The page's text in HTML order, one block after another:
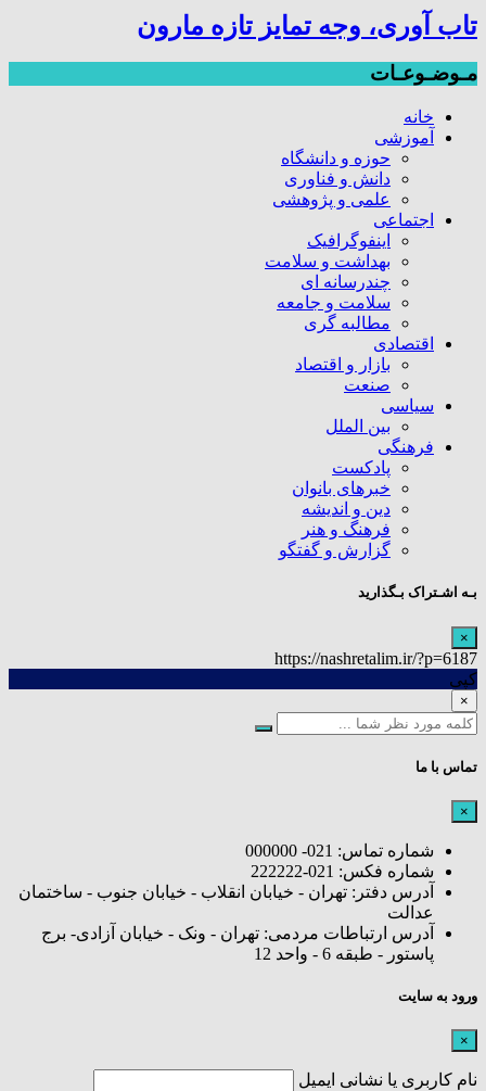
تاب آوری، وجه تمایز تازه مارون
مـوضـوعـات
خانه
آموزشی
حوزه و دانشگاه
دانش و فناوری
علمی و پژوهشی
اجتماعی
اینفوگرافیک
بهداشت و سلامت
چندرسانه ای
سلامت و جامعه
مطالبه گری
اقتصادی
بازار و اقتصاد
صنعت
سیاسی
بین الملل
فرهنگی
پادکست
خبرهای بانوان
دین و اندیشه
فرهنگ و هنر
گزارش و گفتگو
بـه اشـتراک بـگذارید
×
https://nashretalim.ir/?p=6187
کپی
×
تماس با ما
×
شماره تماس: 021- 000000
شماره فکس: 021-222222
آدرس دفتر: تهران - خیابان انقلاب - خیابان جنوب - ساختمان
عدالت
آدرس ارتباطات مردمی: تهران - ونک - خیابان آزادی- برج
پاستور - طبقه 6 - واحد 12
ورود به سایت
×
نام کاربری یا نشانی ایمیل